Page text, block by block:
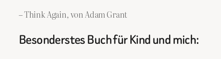
– Think Again, von Adam Grant
Besonderstes Buch für Kind und mich: